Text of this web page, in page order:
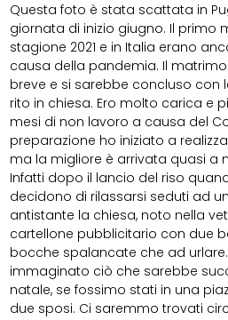
Questa foto è stata scattata in
giornata di inizio giugno. Il primo
stagione 2021 e in Italia erano
causa della pandemia. Il
breve e si sarebbe concluso con
rito in chiesa. Ero molto carica e
mesi di non lavoro a causa del
preparazione ho iniziato a
ma la migliore è arrivata quasi a
Infatti dopo il lancio del riso
decidono di rilassarsi seduti ad
antistante la chiesa, noto nella
cartellone pubblicitario con due
bocche spalancate che ad
immaginato ciò che sarebbe
natale, se fossimo stati in una
due sposi. Ci saremmo trovati